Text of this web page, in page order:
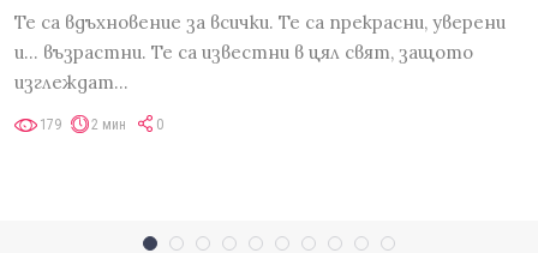
Те са вдъхновение за всички. Те са прекрасни, уверени
и... възрастни. Те са известни в цял свят, защото
изглеждат…
179 2 мин 0